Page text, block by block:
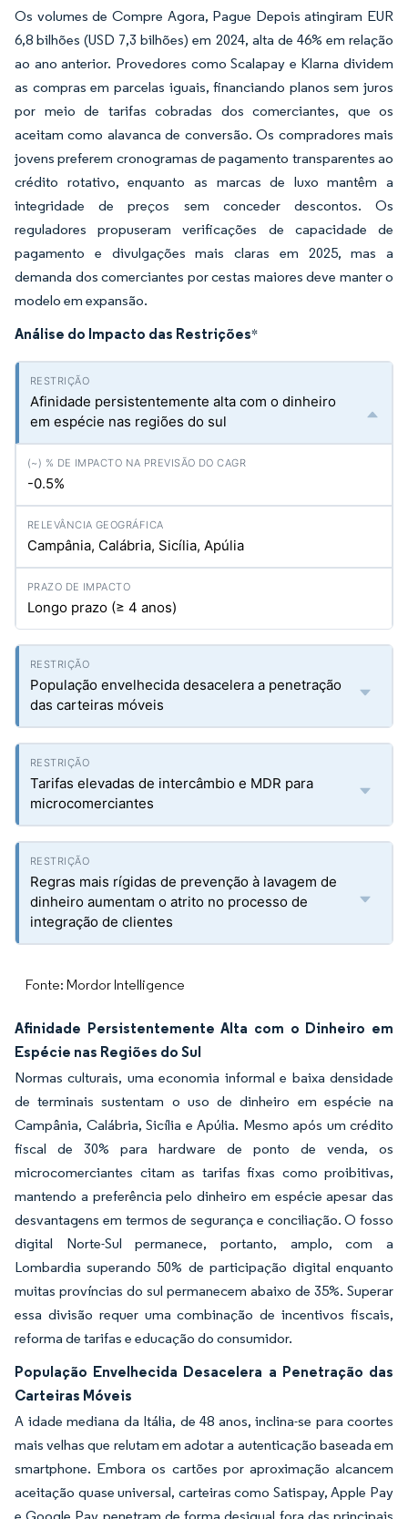
Os volumes de Compre Agora, Pague Depois atingiram EUR
6,8 bilhões (USD 7,3 bilhões) em 2024, alta de 46% em relação
ao ano anterior. Provedores como Scalapay e Klarna dividem
as compras em parcelas iguais, financiando planos sem juros
por meio de tarifas cobradas dos comerciantes, que os
aceitam como alavanca de conversão. Os compradores mais
jovens preferem cronogramas de pagamento transparentes ao
crédito rotativo, enquanto as marcas de luxo mantêm a
integridade de preços sem conceder descontos. Os
reguladores propuseram verificações de capacidade de
pagamento e divulgações mais claras em 2025, mas a
demanda dos comerciantes por cestas maiores deve manter o
modelo em expansão.
Análise do Impacto das Restrições*
Afinidade persistentemente alta com o dinheiro
em espécie nas regiões do sul
-0.5%
Campânia, Calábria, Sicília, Apúlia
Longo prazo (≥ 4 anos)
População envelhecida desacelera a penetração
das carteiras móveis
Tarifas elevadas de intercâmbio e MDR para
microcomerciantes
Regras mais rígidas de prevenção à lavagem de
dinheiro aumentam o atrito no processo de
integração de clientes
Fonte: Mordor Intelligence
Afinidade Persistentemente Alta com o Dinheiro em
Espécie nas Regiões do Sul
Normas culturais, uma economia informal e baixa densidade
de terminais sustentam o uso de dinheiro em espécie na
Campânia, Calábria, Sicília e Apúlia. Mesmo após um crédito
fiscal de 30% para hardware de ponto de venda, os
microcomerciantes citam as tarifas fixas como proibitivas,
mantendo a preferência pelo dinheiro em espécie apesar das
desvantagens em termos de segurança e conciliação. O fosso
digital Norte-Sul permanece, portanto, amplo, com a
Lombardia superando 50% de participação digital enquanto
muitas províncias do sul permanecem abaixo de 35%. Superar
essa divisão requer uma combinação de incentivos fiscais,
reforma de tarifas e educação do consumidor.
População Envelhecida Desacelera a Penetração das
Carteiras Móveis
A idade mediana da Itália, de 48 anos, inclina-se para coortes
mais velhas que relutam em adotar a autenticação baseada em
smartphone. Embora os cartões por aproximação alcancem
aceitação quase universal, carteiras como Satispay, Apple Pay